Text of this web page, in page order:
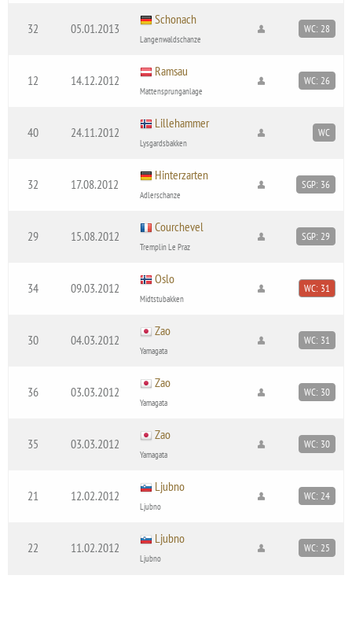
32 05.01.2013
Schonach
Langenwaldschanze
WC: 28
12 14.12.2012
Ramsau
Mattensprunganlage
WC: 26
40 24.11.2012
Lillehammer
Lysgardsbakken
WC
32 17.08.2012
Hinterzarten
Adlerschanze
SGP: 36
29 15.08.2012
Courchevel
Tremplin Le Praz
SGP: 29
34 09.03.2012
Oslo
Midtstubakken
WC: 31
30 04.03.2012
Zao
Yamagata
WC: 31
36 03.03.2012
Zao
Yamagata
WC: 30
35 03.03.2012
Zao
Yamagata
WC: 30
21 12.02.2012
Ljubno
Ljubno
WC: 24
22 11.02.2012
Ljubno
Ljubno
WC: 25